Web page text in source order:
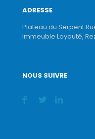
ADRESSE
Plateau du Serpent
Immeuble Loyauté,
NOUS SUIVRE